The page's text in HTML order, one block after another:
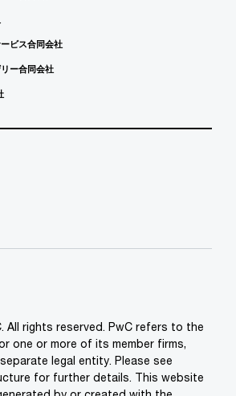
ビス合同会社
ー合同会社
All rights reserved. PwC refers to the
one or more of its member firms,
legal entity. Please see
for further details. This website